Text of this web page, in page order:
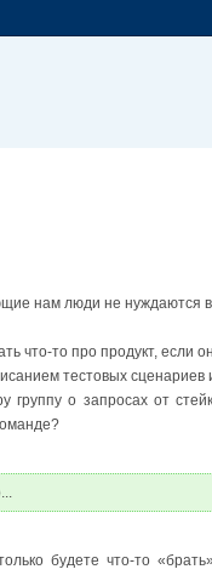
нам люди не нуждаются
что-то про продукт, если
тестовых
группу о запросах от
будете что-то